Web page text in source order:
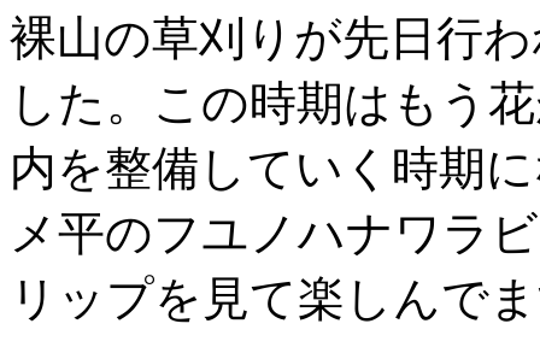
裸山の草刈りが先日行
した。この時期はもう
内を整備していく時期
メ平のフユノハナワラ
リップを見て楽しんで